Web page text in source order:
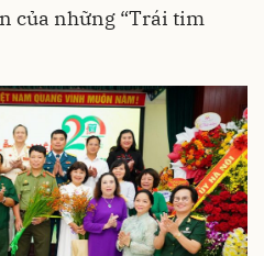
của những “Trái tim